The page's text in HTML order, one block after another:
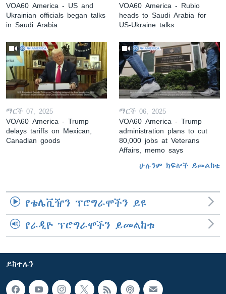
VOA60 America - US and
Ukrainian officials began talks
in Saudi Arabia
VOA60 America - Rubio
heads to Saudi Arabia for
US-Ukraine talks
ማርች 07, 2025
VOA60 America - Trump
delays tariffs on Mexican,
Canadian goods
ማርች 06, 2025
VOA60 America - Trump
administration plans to cut
80,000 jobs at Veterans
Affairs, memo says
ሁሉንም ክፍሎች ይመልከቱ
የቴሌቪዥን ፕሮግራሞችን ይዩ
የራዲዮ ፕሮግራሞችን ይመልከቱ
ይከተሉን